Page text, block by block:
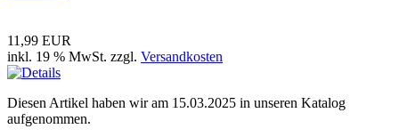
11,99 EUR
inkl. 19 % MwSt. zzgl. Versandkosten
Diesen Artikel haben wir am 15.03.2025 in unseren Katalog
aufgenommen.